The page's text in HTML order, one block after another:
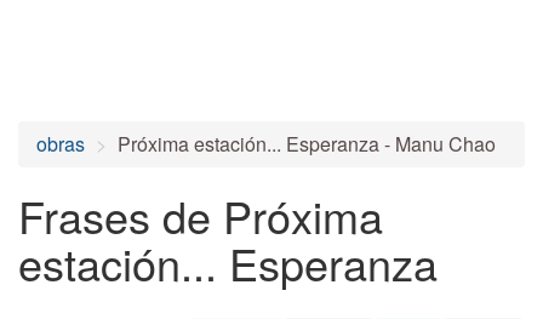
obras Próxima estación... Esperanza - Manu Chao
Frases de Próxima
estación... Esperanza